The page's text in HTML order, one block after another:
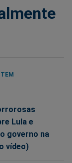
Lula e
governo na
vídeo)